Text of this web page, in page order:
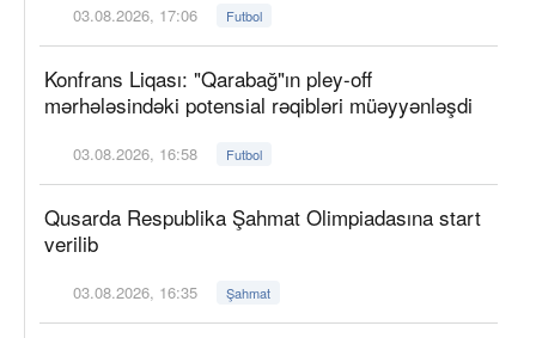
03.08.2026, 17:06 Futbol
Konfrans Liqası: "Qarabağ"ın pley-off
mərhələsindəki potensial rəqibləri müəyyənləşdi
03.08.2026, 16:58 Futbol
Qusarda Respublika Şahmat Olimpiadasına start
verilib
03.08.2026, 16:35 Şahmat